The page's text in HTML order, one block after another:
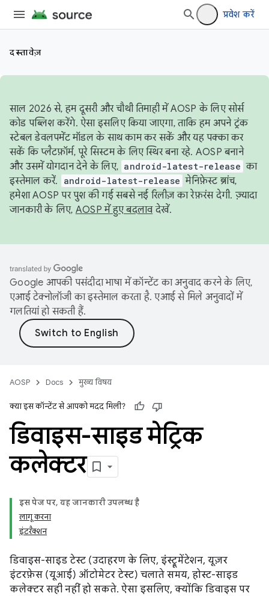
प्रवेश करें
दस्तावेज़
साल 2026 से, हम दूसरी और चौथी तिमाही में AOSP के लिए सोर्स
कोड पब्लिश करेंगे. ऐसा इसलिए किया जाएगा, ताकि हम अपने ट्रंक
स्टेबल डेवलपमेंट मॉडल के साथ काम कर सकें और यह पक्का कर
सकें कि प्लैटफ़ॉर्म, पूरे सिस्टम के लिए स्थिर बना रहे. AOSP बनाने
और उसमें योगदान देने के लिए, android-latest-release का
इस्तेमाल करें.
android-latest-release मेनिफ़ेस्ट ब्रांच,
हमेशा AOSP पर पुश की गई सबसे नई रिलीज़ का रेफ़रंस देगी. ज़्यादा
जानकारी के लिए, AOSP में हुए बदलावदेखें.
Google आपकी पसंदीदा भाषा में कॉन्टेंट का अनुवाद करने के लिए,
एआई टेक्नोलॉजी का इस्तेमाल करता है. एआई से मिले अनुवादों में
गलतियां हो सकती हैं.
AOSP Docs मुख्य विषय
क्या इस कॉन्टेंट से आपको मदद मिली?
डिवाइस-साइड मेट्रिक
कलेक्टर
इस पेज पर, यह जानकारी उपलब्ध है
लागू करना
इंटरैक्शन
डिवाइस-साइड टेस्ट (उदाहरण के लिए, इंस्ट्रूमेंटेशन, यूज़र
इंटरफ़ेस (यूआई) ऑटोमेटर टेस्ट) चलाते समय, होस्ट-साइड
कलेक्टर सही नहीं हो सकते. ऐसा इसलिए, क्योंकि डिवाइस पर